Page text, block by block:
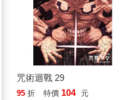
咒術迴戰 29
95 折 特價 104 元